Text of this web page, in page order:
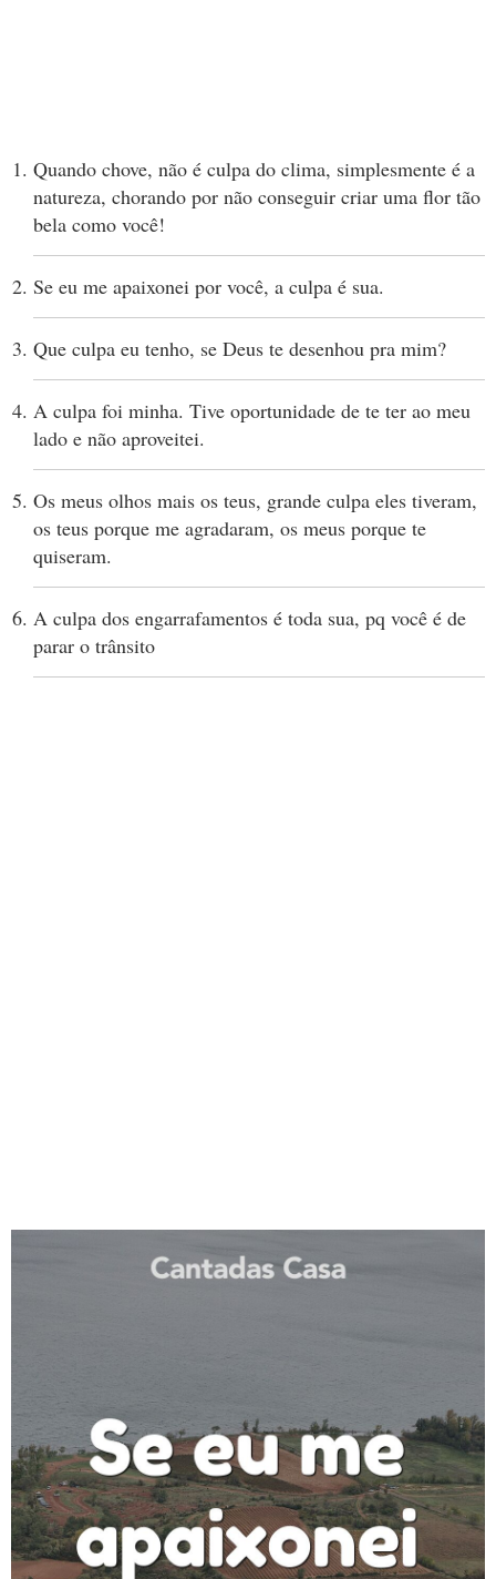
Quando chove, não é culpa do clima, simplesmente é a
natureza, chorando por não conseguir criar uma flor tão
bela como você!
Se eu me apaixonei por você, a culpa é sua.
Que culpa eu tenho, se Deus te desenhou pra mim?
A culpa foi minha. Tive oportunidade de te ter ao meu
lado e não aproveitei.
Os meus olhos mais os teus, grande culpa eles tiveram,
os teus porque me agradaram, os meus porque te
quiseram.
A culpa dos engarrafamentos é toda sua, pq você é de
parar o trânsito